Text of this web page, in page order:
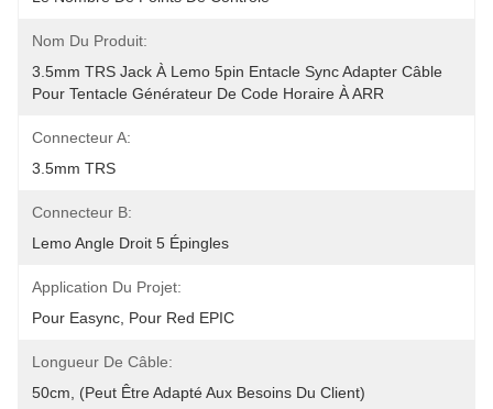
Nom Du Produit:
3.5mm TRS Jack À Lemo 5pin Entacle Sync Adapter Câble
Pour Tentacle Générateur De Code Horaire À ARR
Connecteur A:
3.5mm TRS
Connecteur B:
Lemo Angle Droit 5 Épingles
Application Du Projet:
Pour Easync, Pour Red EPIC
Longueur De Câble:
50cm, (peut Être Adapté Aux Besoins Du Client)